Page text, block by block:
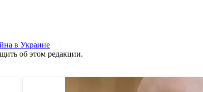
в Украине
об этом редакции.